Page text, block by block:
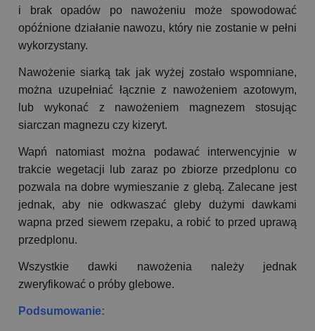
i brak opadów po nawożeniu może spowodować
opóźnione działanie nawozu, który nie zostanie w pełni
wykorzystany.
Nawożenie siarką tak jak wyżej zostało wspomniane,
można uzupełniać łącznie z nawożeniem azotowym,
lub wykonać z nawożeniem magnezem stosując
siarczan magnezu czy kizeryt.
Wapń natomiast można podawać interwencyjnie w
trakcie wegetacji lub zaraz po zbiorze przedplonu co
pozwala na dobre wymieszanie z glebą. Zalecane jest
jednak, aby nie odkwaszać gleby dużymi dawkami
wapna przed siewem rzepaku, a robić to przed uprawą
przedplonu.
Wszystkie dawki nawożenia należy jednak
zweryfikować o próby glebowe.
Podsumowanie: